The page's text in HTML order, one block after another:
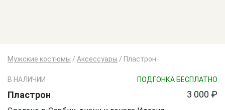
Мужские костюмы / Аксессуары / Пластрон
В НАЛИЧИИ ПОДГОНКА БЕСПЛАТНО
Пластрон 3 000 ₽